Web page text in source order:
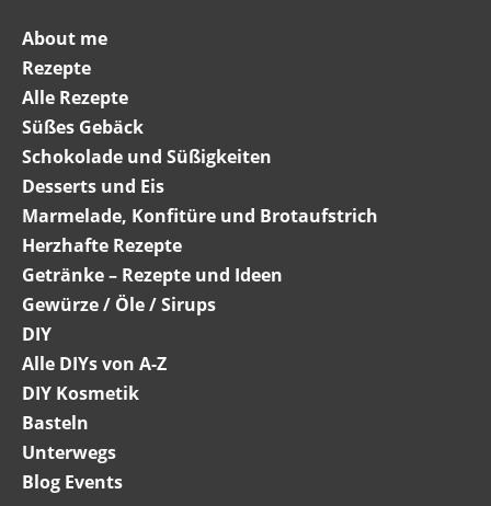
About me
Rezepte
Alle Rezepte
Süßes Gebäck
Schokolade und Süßigkeiten
Desserts und Eis
Marmelade, Konfitüre und Brotaufstrich
Herzhafte Rezepte
Getränke – Rezepte und Ideen
Gewürze / Öle / Sirups
DIY
Alle DIYs von A-Z
DIY Kosmetik
Basteln
Unterwegs
Blog Events